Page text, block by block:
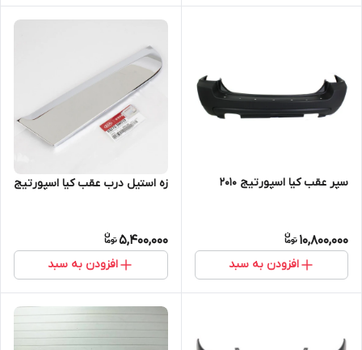
سپر عقب کیا اسپورتیج 2010
10,800,000
افزودن به سبد
زه استیل درب عقب کیا اسپورتیج
5,400,000
افزودن به سبد